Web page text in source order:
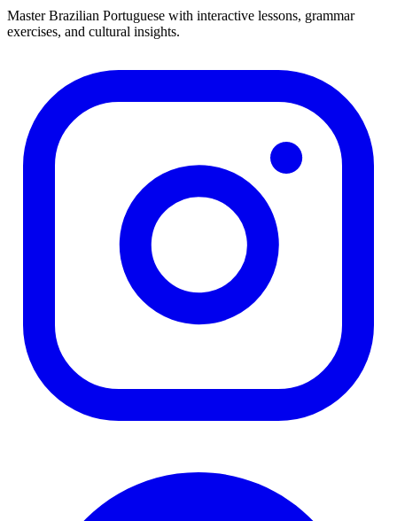
Master Brazilian Portuguese with interactive lessons, grammar
exercises, and cultural insights.